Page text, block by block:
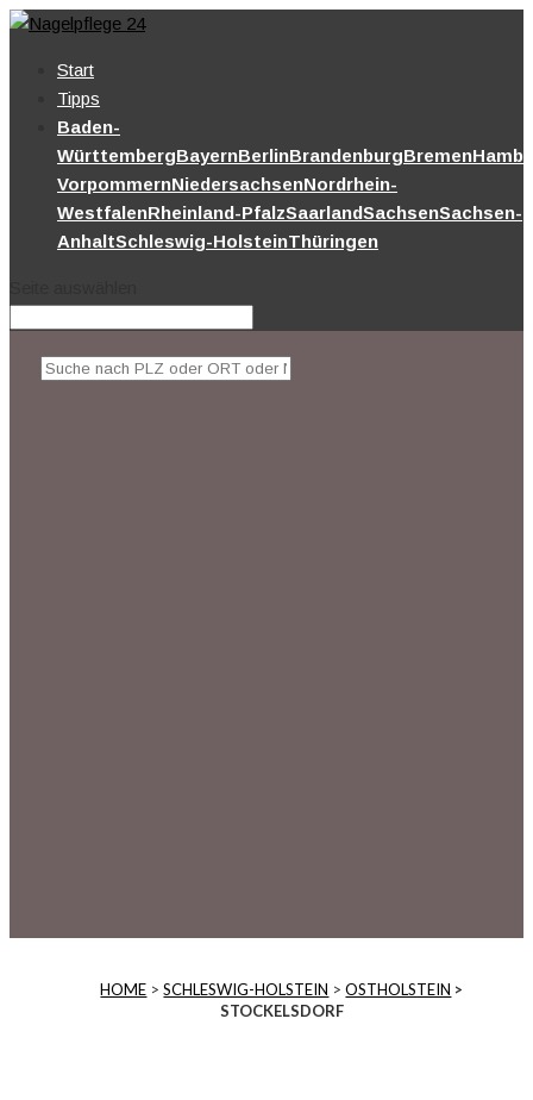
Start
Tipps
Baden-
WürttembergBayernBerlinBrandenburgBremen
VorpommernNiedersachsenNordrhein-
WestfalenRheinland-PfalzSaarlandSachsenSachsen-
AnhaltSchleswig-HolsteinThüringen
HOME >SCHLESWIG-HOLSTEIN >OSTHOLSTEIN >
STOCKELSDORF